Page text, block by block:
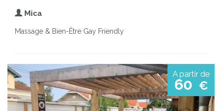
Mica
Massage & Bien-Être Gay Friendly
A partir de
60 €